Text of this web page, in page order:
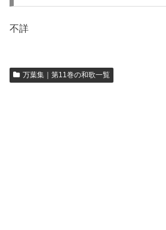
不詳
万葉集｜第11巻の和歌一覧